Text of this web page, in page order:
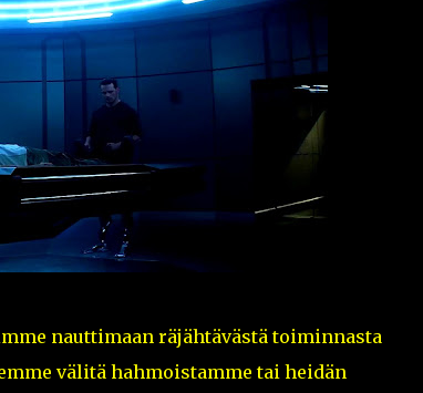
nauttimaan räjähtävästä toiminnasta
välitä hahmoistamme tai heidän